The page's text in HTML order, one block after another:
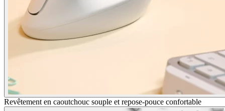
Revêtement en caoutchouc souple et repose-pouce confortable